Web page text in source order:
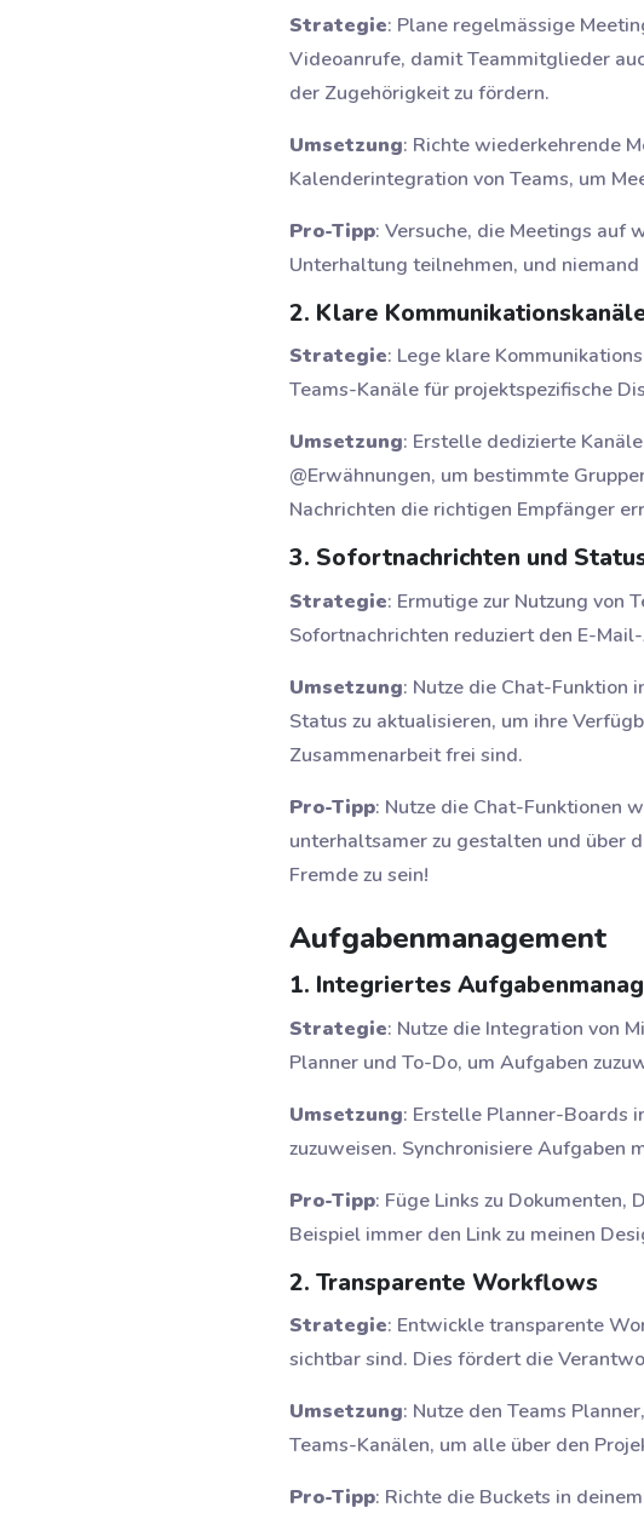
Strategie: Plane regelmässige
Videoanrufe, damit Teammitglieder
der Zugehörigkeit zu fördern.
Umsetzung: Richte wiederkehrende
Kalenderintegration von Teams, um
Pro-Tipp: Versuche, die Meetings auf
Unterhaltung teilnehmen, und
2. Klare
Strategie: Lege klare
Teams-Kanäle für projektspezifische
Umsetzung: Erstelle dedizierte
@Erwähnungen, um bestimmte
Nachrichten die richtigen Empfänger
3. Sofortnachrichten und
Strategie: Ermutige zur Nutzung von
Sofortnachrichten reduziert den E-
Umsetzung: Nutze die Chat-Funktion
Status zu aktualisieren, um ihre
Zusammenarbeit frei sind.
Pro-Tipp: Nutze die Chat-Funktionen
unterhaltsamer zu gestalten und über
Fremde zu sein!
Aufgabenmanagement
1. Integriertes
Strategie: Nutze die Integration von
Planner und To-Do, um Aufgaben
Umsetzung: Erstelle Planner-Boards
zuzuweisen. Synchronisiere Aufgaben
Pro-Tipp: Füge Links zu Dokumenten,
Beispiel immer den Link zu meinen
2. Transparente Workflows
Strategie: Entwickle transparente
sichtbar sind. Dies fördert die
Umsetzung: Nutze den Teams
Teams-Kanälen, um alle über den
Pro-Tipp: Richte die Buckets in